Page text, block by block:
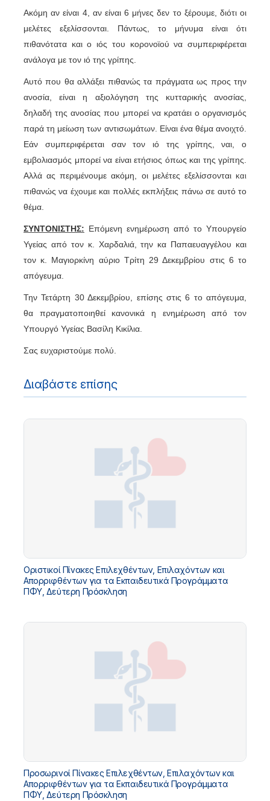
Ακόμη αν είναι 4, αν είναι 6 μήνες δεν το ξέρουμε, διότι οι
μελέτες εξελίσσονται. Πάντως, το μήνυμα είναι ότι
πιθανότατα και ο ιός του κορονοϊού να συμπεριφέρεται
ανάλογα με τον ιό της γρίπης.
Αυτό που θα αλλάξει πιθανώς τα πράγματα ως προς την
ανοσία, είναι η αξιολόγηση της κυτταρικής ανοσίας,
δηλαδή της ανοσίας που μπορεί να κρατάει ο οργανισμός
παρά τη μείωση των αντισωμάτων. Είναι ένα θέμα ανοιχτό.
Εάν συμπεριφέρεται σαν τον ιό της γρίπης, ναι, ο
εμβολιασμός μπορεί να είναι ετήσιος όπως και της γρίπης.
Αλλά ας περιμένουμε ακόμη, οι μελέτες εξελίσσονται και
πιθανώς να έχουμε και πολλές εκπλήξεις πάνω σε αυτό το
θέμα.
ΣΥΝΤΟΝΙΣΤΗΣ: Επόμενη ενημέρωση από το Υπουργείο
Υγείας από τον κ. Χαρδαλιά, την κα Παπαευαγγέλου και
τον κ. Μαγιορκίνη αύριο Τρίτη 29 Δεκεμβρίου στις 6 το
απόγευμα.
Την Τετάρτη 30 Δεκεμβρίου, επίσης στις 6 το απόγευμα,
θα πραγματοποιηθεί κανονικά η ενημέρωση από τον
Υπουργό Υγείας Βασίλη Κικίλια.
Σας ευχαριστούμε πολύ.
Διαβάστε επίσης
Οριστικοί Πίνακες Επιλεχθέντων, Επιλαχόντων και
Απορριφθέντων για τα Εκπαιδευτικά Προγράμματα
ΠΦΥ, Δεύτερη Πρόσκληση
Προσωρινοί Πίνακες Επιλεχθέντων, Επιλαχόντων και
Απορριφθέντων για τα Εκπαιδευτικά Προγράμματα
ΠΦΥ, Δεύτερη Πρόσκληση